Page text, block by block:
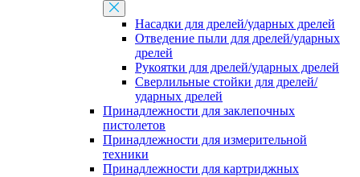
Насадки для дрелей/ударных дрелей
Отведение пыли для дрелей/ударных
дрелей
Рукоятки для дрелей/ударных дрелей
Сверлильные стойки для дрелей/
ударных дрелей
Принадлежности для заклепочных
пистолетов
Принадлежности для измерительной
техники
Принадлежности для картриджных